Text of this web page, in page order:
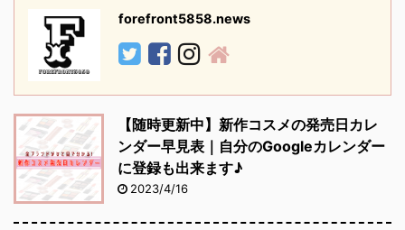
forefront5858.news
【随時更新中】新作コスメの発売日カレ
ンダー早見表｜自分のGoogleカレンダー
に登録も出来ます♪
2023/4/16